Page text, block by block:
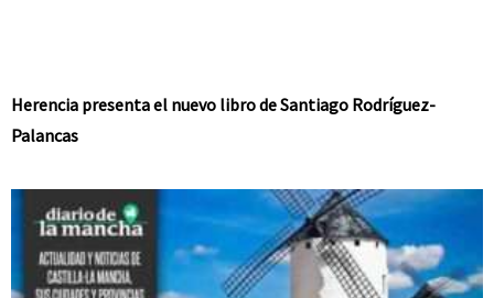
Herencia presenta el nuevo libro de Santiago Rodríguez-
Palancas